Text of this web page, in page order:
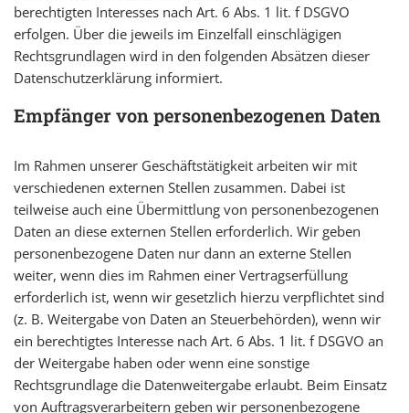
berechtigten Interesses nach Art. 6 Abs. 1 lit. f DSGVO
erfolgen. Über die jeweils im Einzelfall einschlägigen
Rechtsgrundlagen wird in den folgenden Absätzen dieser
Datenschutzerklärung informiert.
Empfänger von personenbezogenen Daten
Im Rahmen unserer Geschäftstätigkeit arbeiten wir mit
verschiedenen externen Stellen zusammen. Dabei ist
teilweise auch eine Übermittlung von personenbezogenen
Daten an diese externen Stellen erforderlich. Wir geben
personenbezogene Daten nur dann an externe Stellen
weiter, wenn dies im Rahmen einer Vertragserfüllung
erforderlich ist, wenn wir gesetzlich hierzu verpflichtet sind
(z. B. Weitergabe von Daten an Steuerbehörden), wenn wir
ein berechtigtes Interesse nach Art. 6 Abs. 1 lit. f DSGVO an
der Weitergabe haben oder wenn eine sonstige
Rechtsgrundlage die Datenweitergabe erlaubt. Beim Einsatz
von Auftragsverarbeitern geben wir personenbezogene